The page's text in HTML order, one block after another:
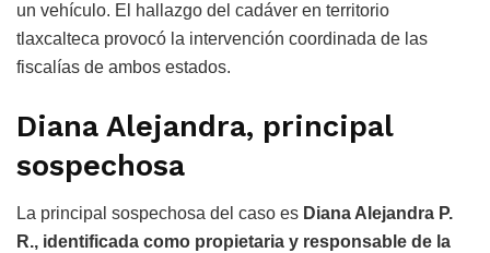
un vehículo. El hallazgo del cadáver en territorio
tlaxcalteca provocó la intervención coordinada de las
fiscalías de ambos estados.
Diana Alejandra, principal
sospechosa
La principal sospechosa del caso es Diana Alejandra P.
R., identificada como propietaria y responsable de la